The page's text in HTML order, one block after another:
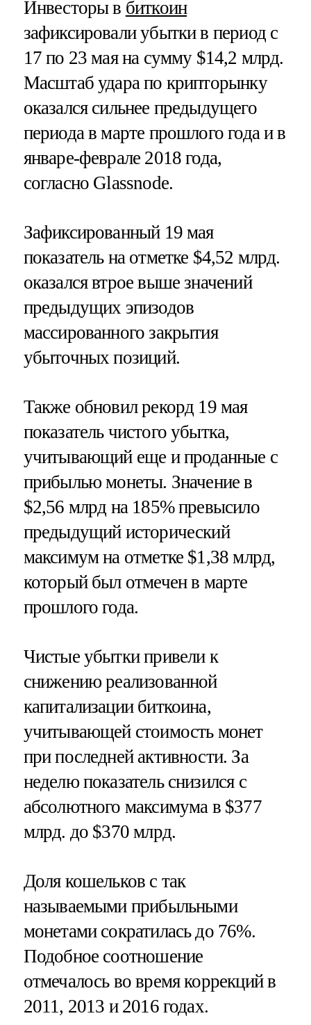
Инвесторы в биткоин
зафиксировали убытки в период с
17 по 23 мая на сумму $14,2 млрд.
Масштаб удара по крипторынку
оказался сильнее предыдущего
периода в марте прошлого года и в
январе-феврале 2018 года,
согласно Glassnode.
Зафиксированный 19 мая
показатель на отметке $4,52 млрд.
оказался втрое выше значений
предыдущих эпизодов
массированного закрытия
убыточных позиций.
Также обновил рекорд 19 мая
показатель чистого убытка,
учитывающий еще и проданные с
прибылью монеты. Значение в
$2,56 млрд на 185% превысило
предыдущий исторический
максимум на отметке $1,38 млрд,
который был отмечен в марте
прошлого года.
Чистые убытки привели к
снижению реализованной
капитализации биткоина,
учитывающей стоимость монет
при последней активности. За
неделю показатель снизился с
абсолютного максимума в $377
млрд. до $370 млрд.
Доля кошельков с так
называемыми прибыльными
монетами сократилась до 76%.
Подобное соотношение
отмечалось во время коррекций в
2011, 2013 и 2016 годах.